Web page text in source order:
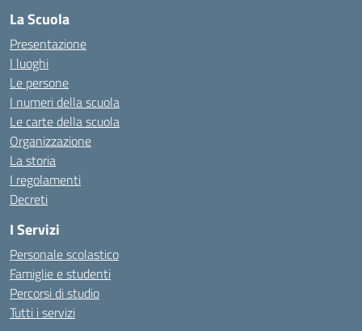
La Scuola
Presentazione
I luoghi
Le persone
I numeri della scuola
Le carte della scuola
Organizzazione
La storia
I regolamenti
Decreti
I Servizi
Personale scolastico
Famiglie e studenti
Percorsi di studio
Tutti i servizi